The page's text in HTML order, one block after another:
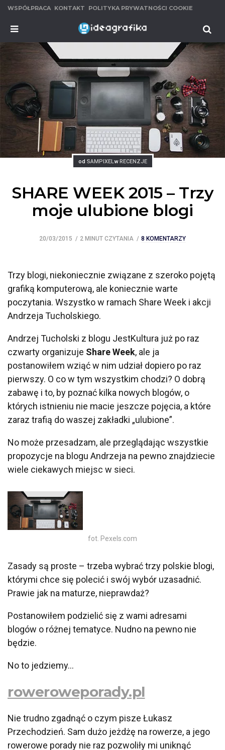
WSPÓŁPRACA KONTAKT POLITYKA PRYWATNOŚCI COOKIE
Posted
od SAMPIXELPosted
wRECENZJE
SHARE WEEK 2015 – Trzy
moje ulubione blogi
20/03/2015 2 MINUT CZYTANIA 8 KOMENTARZY
Trzy blogi, niekoniecznie związane z szeroko pojętą
grafiką komputerową, ale koniecznie warte
poczytania. Wszystko w ramach Share Week i akcji
Andrzeja Tucholskiego.
Andrzej Tucholski z blogu JestKultura już po raz
czwarty organizuje Share Week, ale ja
postanowiłem wziąć w nim udział dopiero po raz
pierwszy. O co w tym wszystkim chodzi? O dobrą
zabawę i to, by poznać kilka nowych blogów, o
których istnieniu nie macie jeszcze pojęcia, a które
zaraz trafią do waszej zakładki „ulubione”.
No może przesadzam, ale przeglądając wszystkie
propozycje na blogu Andrzeja na pewno znajdziecie
wiele ciekawych miejsc w sieci.
fot. Pexels.com
Zasady są proste – trzeba wybrać trzy polskie blogi,
którymi chce się polecić i swój wybór uzasadnić.
Prawie jak na maturze, nieprawdaż?
Postanowiłem podzielić się z wami adresami
blogów o różnej tematyce. Nudno na pewno nie
będzie.
No to jedziemy…
roweroweporady.pl
Nie trudno zgadnąć o czym pisze Łukasz
Przechodzień. Sam dużo jeżdżę na rowerze, a jego
rowerowe porady nie raz pozwoliły mi uniknąć